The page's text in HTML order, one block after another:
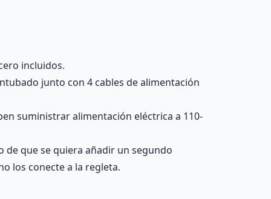
incluidos.
junto con 4 cables de alimentación
suministrar alimentación eléctrica a 110-
de que se quiera añadir un segundo
los conecte a la regleta.